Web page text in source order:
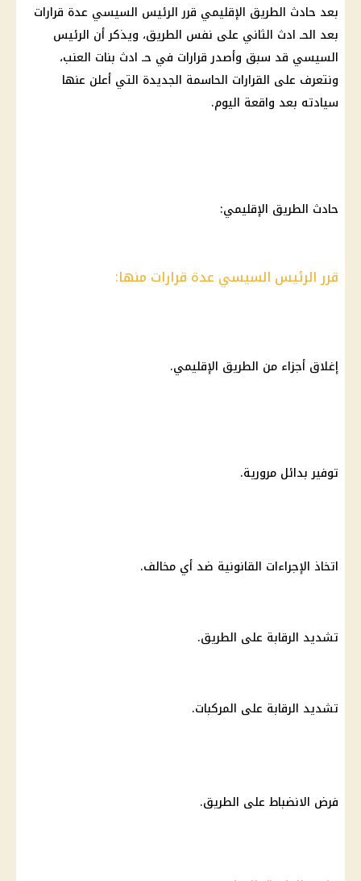
بعد حادث الطريق الإقليمي قرر الرئيس السيسي عدة قرارات
بعد الحـ ادث الثاني على نفس الطريق، ويذكر أن الرئيس
السيسي قد سبق وأصدر قرارات في حـ ادث بنات العنب،
ونتعرف على القرارات الحاسمة الجديدة التي أعلن عنها
سيادته بعد واقعة اليوم.
حادث الطريق الإقليمي:
قرر الرئيس السيسي عدة قرارات منها:
إغلاق أجزاء من الطريق الإقليمي.
توفير بدائل مرورية.
اتخاذ الإجراءات القانونية ضد أي مخالف.
تشديد الرقابة على الطريق.
تشديد الرقابة على المركبات.
فرض الانضباط على الطريق.